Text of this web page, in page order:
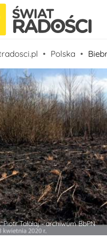
Polska
Piotr Tałałaj - archiwum BbPN